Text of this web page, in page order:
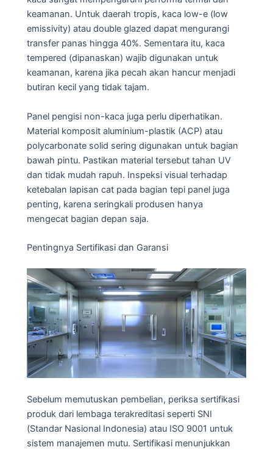
keamanan. Untuk daerah tropis, kaca low-e (low
emissivity) atau double glazed dapat mengurangi
transfer panas hingga 40%. Sementara itu, kaca
tempered (dipanaskan) wajib digunakan untuk
keamanan, karena jika pecah akan hancur menjadi
butiran kecil yang tidak tajam.
Panel pengisi non-kaca juga perlu diperhatikan.
Material komposit aluminium-plastik (ACP) atau
polycarbonate solid sering digunakan untuk bagian
bawah pintu. Pastikan material tersebut tahan UV
dan tidak mudah rapuh. Inspeksi visual terhadap
ketebalan lapisan cat pada bagian tepi panel juga
penting, karena seringkali produsen hanya
mengecat bagian depan saja.
Pentingnya Sertifikasi dan Garansi
Sebelum memutuskan pembelian, periksa sertifikasi
produk dari lembaga terakreditasi seperti SNI
(Standar Nasional Indonesia) atau ISO 9001 untuk
sistem manajemen mutu. Sertifikasi menunjukkan